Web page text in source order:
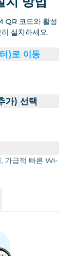
QR 코드와 활성
설치하세요.
)로 이동
가) 선택
가급적 빠른 Wi-